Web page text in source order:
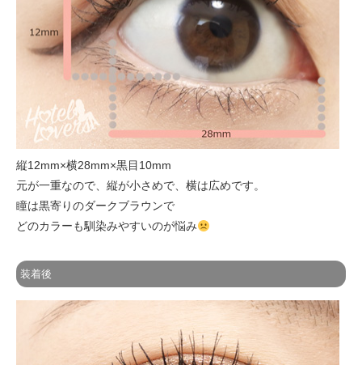
縦12mm×横28mm×黒目10mm
元が一重なので、縦が小さめで、横は広めです。
瞳は黒寄りのダークブラウンで
どのカラーも馴染みやすいのが悩み
装着後